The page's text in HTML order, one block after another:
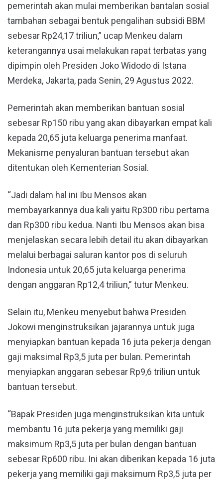
pemerintah akan mulai memberikan bantalan sosial
tambahan sebagai bentuk pengalihan subsidi BBM
sebesar Rp24,17 triliun,” ucap Menkeu dalam
keterangannya usai melakukan rapat terbatas yang
dipimpin oleh Presiden Joko Widodo di Istana
Merdeka, Jakarta, pada Senin, 29 Agustus 2022.
Pemerintah akan memberikan bantuan sosial
sebesar Rp150 ribu yang akan dibayarkan empat kali
kepada 20,65 juta keluarga penerima manfaat.
Mekanisme penyaluran bantuan tersebut akan
ditentukan oleh Kementerian Sosial.
“Jadi dalam hal ini Ibu Mensos akan
membayarkannya dua kali yaitu Rp300 ribu pertama
dan Rp300 ribu kedua. Nanti Ibu Mensos akan bisa
menjelaskan secara lebih detail itu akan dibayarkan
melalui berbagai saluran kantor pos di seluruh
Indonesia untuk 20,65 juta keluarga penerima
dengan anggaran Rp12,4 triliun,” tutur Menkeu.
Selain itu, Menkeu menyebut bahwa Presiden
Jokowi menginstruksikan jajarannya untuk juga
menyiapkan bantuan kepada 16 juta pekerja dengan
gaji maksimal Rp3,5 juta per bulan. Pemerintah
menyiapkan anggaran sebesar Rp9,6 triliun untuk
bantuan tersebut.
“Bapak Presiden juga menginstruksikan kita untuk
membantu 16 juta pekerja yang memiliki gaji
maksimum Rp3,5 juta per bulan dengan bantuan
sebesar Rp600 ribu. Ini akan diberikan kepada 16 juta
pekerja yang memiliki gaji maksimum Rp3,5 juta per